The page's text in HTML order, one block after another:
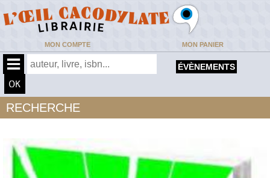
MON COMPTE MON PANIER
ÉVÈNEMENTS
RECHERCHE